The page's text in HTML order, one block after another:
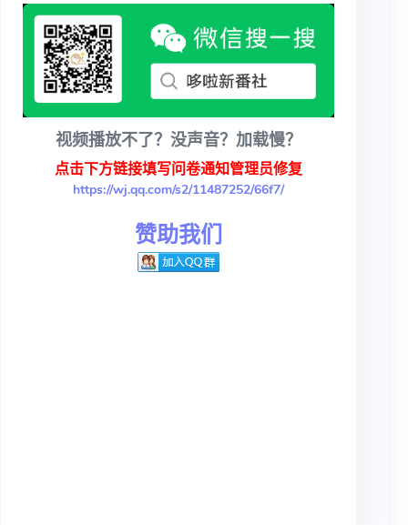
视频播放不了？没声音？加载慢？
点击下方链接填写问卷通知管理员修复
https://wj.qq.com/s2/11487252/66f7/
赞助我们